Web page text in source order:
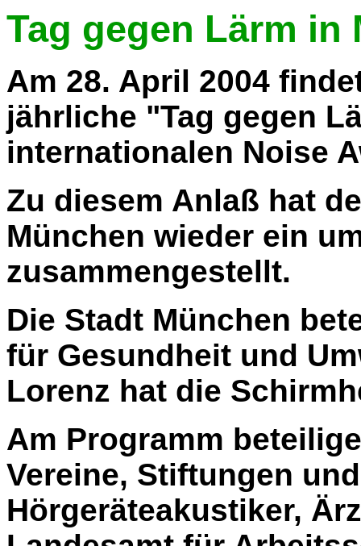
Tag gegen Lärm in
Am 28. April 2004
jährliche "Tag gegen
internationalen Noise
Zu diesem Anlaß hat
München wieder ein
zusammengestellt.
Die Stadt München
für Gesundheit und
Lorenz hat die
Am Programm
Vereine, Stiftungen
Hörgeräteakustiker,